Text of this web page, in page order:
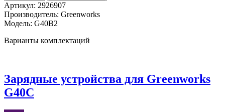
Артикул: 2926907
Производитель: Greenworks
Модель: G40B2
Варианты комплектаций
Зарядные устройства для Greenworks
G40C